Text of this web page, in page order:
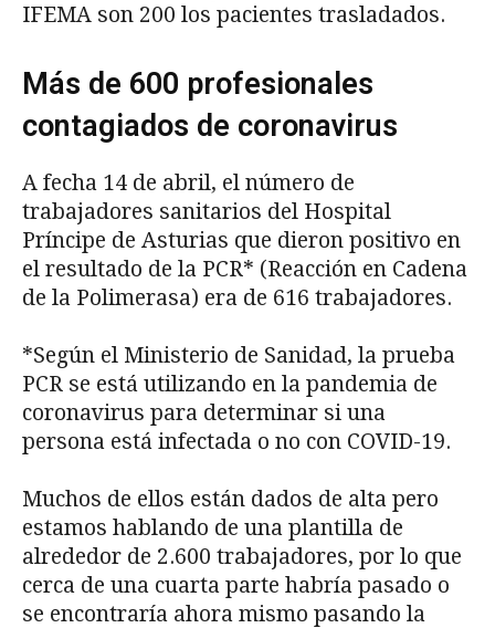
IFEMA son 200 los pacientes trasladados.
Más de 600 profesionales
contagiados de coronavirus
A fecha 14 de abril, el número de
trabajadores sanitarios del Hospital
Príncipe de Asturias que dieron positivo en
el resultado de la PCR* (Reacción en Cadena
de la Polimerasa) era de 616 trabajadores.
*Según el Ministerio de Sanidad, la prueba
PCR se está utilizando en la pandemia de
coronavirus para determinar si una
persona está infectada o no con COVID-19.
Muchos de ellos están dados de alta pero
estamos hablando de una plantilla de
alrededor de 2.600 trabajadores, por lo que
cerca de una cuarta parte habría pasado o
se encontraría ahora mismo pasando la